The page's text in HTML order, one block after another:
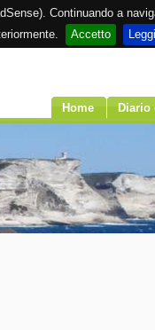
Continuando a
Accetto
Home
Diario